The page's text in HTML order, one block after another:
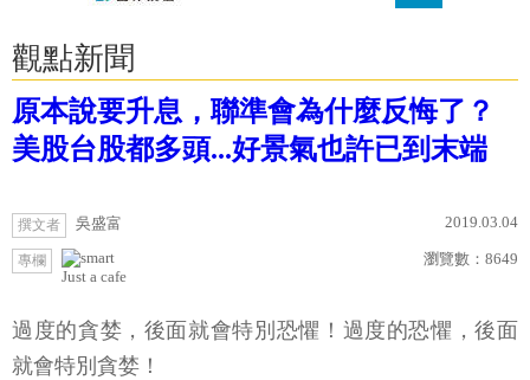
觀點新聞
原本說要升息，聯準會為什麼反悔了？
美股台股都多頭...好景氣也許已到末端
撰文者 吳盛富 2019.03.04
專欄
Just a cafe
瀏覽數： 8649
過度的貪婪，後面就會特別恐懼！過度的恐懼，後面
就會特別貪婪！